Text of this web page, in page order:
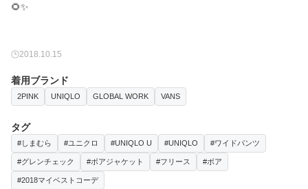
🌻✨
2018.10.15
着用ブランド
2PINK UNIQLO GLOBAL WORK VANS
タグ
#しまむら #ユニクロ #UNIQLO U #UNIQLO #ワイドパンツ
#グレンチェック #ボアジャケット #フリース #ボア
#2018マイベストコーデ